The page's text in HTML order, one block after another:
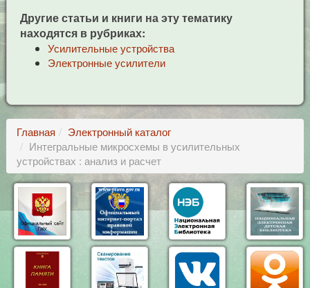
Другие статьи и книги на эту тематику
находятся в рубриках:
Усилительные устройства
Электронные усилители
Главная
Электронный каталог
Интегральные микросхемы в усилительных
устройствах : анализ и расчет